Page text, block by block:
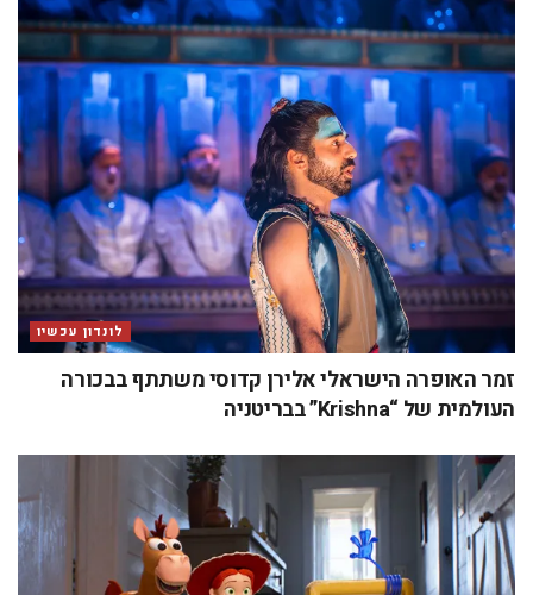
לונדון עכשיו
זמר האופרה הישראלי אלירן קדוסי משתתף בבכורה
העולמית של “Krishna” בבריטניה